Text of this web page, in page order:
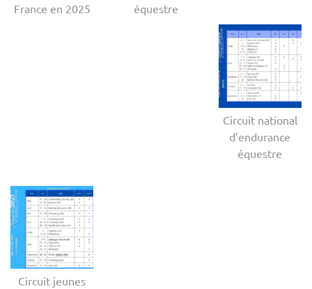
France en 2025
équestre
Circuit national
d’endurance
équestre
Circuit jeunes